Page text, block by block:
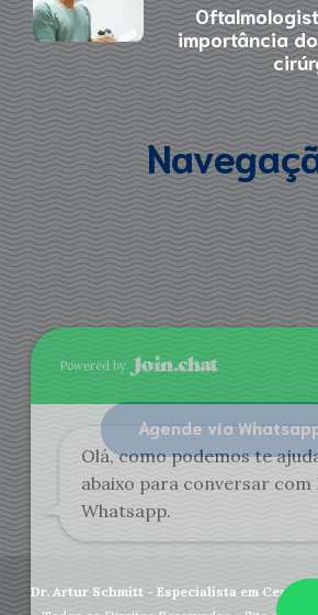
importância
Agende via
Dr. Artur Schmitt - Especialista em
Powered by
Olá, como podemos te
abaixo para conversar com
Whatsapp.